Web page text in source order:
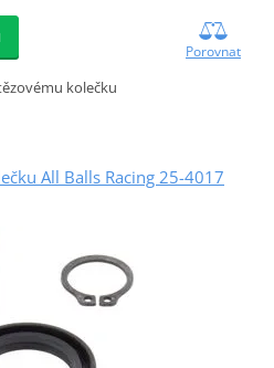
Porovnat
kolečku
All Balls Racing 25-4017